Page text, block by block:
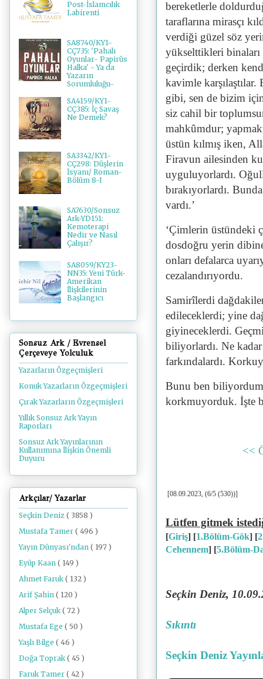
bereketlerle
taraflarına mirasçı
verdiği güzel söz
yükselttikleri binaları
geçirdik; derken
kavimle
gibi, sen de bizim
siz cahil bir
mahkûmdur;
üstün kılmış iken,
Firavun ailesinden
uyguluyorlardı.
bırakıyorlardı.
vardı.’
‘Çimlerin üstündeki
dosdoğru yerin
onları defalarca
cezalandırıyordu.
Samirîlerdi
edileceklerdi; yine
giyineceklerdi.
biliyorlardı. Ne kadar
farkındalardı.
Bunu ben
korkmuyorduk. İşte
<<
[08.09.2023, (6/5 (530))]
Lütfen gitmek
[Giriş] [1.Bölüm-Gök] [
Cehennem] [5.Bölüm-
Seçkin Deniz,
Sıkıntı
Seçkin Deniz
Post-İslamcılık
Labirenti
SA8740/KY1-
CÇ735: 'Pahalı
Oyunlar- Papirüs
Halka' - Ya da
Yazarın
Sorumluluğu-
SA4159/KY1-
CÇ385: İç Savaş
Ne Demek?
SA3342/KY1-
CÇ298: Düşlerin
İsyanı/ Roman-
Bölüm 8-I
SA7630/Sonsuz
Ark-YD151:
Kemoterapi
Nedir ve Nasıl
Çalışır?
SA8059/KY23-
NN35: Yeni Türk-
Amerikan
İlişkilerinin
Başlangıcı
Sonsuz Ark / Evrensel
Çerçeveye Yolculuk
Yazarların Özgeçmişleri
Konuk Yazarların Özgeçmişleri
Çırak Yazarların Özgeçmişleri
Yıllık Sonsuz Ark Yayın
Raporları
Sonsuz Ark Yayınlarının
Kullanımına İlişkin Önemli
Duyuru
Arkçılar/ Yazarlar
Seçkin Deniz ( 3858 )
Mustafa Tamer ( 496 )
Yayın Dünyası'ndan ( 197 )
Eyüp Kaan ( 149 )
Ahmet Faruk ( 132 )
Arif Şahin ( 120 )
Alper Selçuk ( 72 )
Mustafa Ege ( 50 )
Yaşlı Bilge ( 46 )
Doğa Toprak ( 45 )
Faruk Tamer ( 42 )